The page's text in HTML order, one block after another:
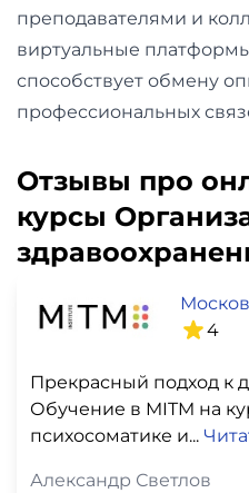
преподавателями и
виртуальные
способствует обмену
профессиональных
Отзывы про
курсы
4
Прекрасный подход к
Обучение в MITM на
психосоматике и...
Александр Светлов